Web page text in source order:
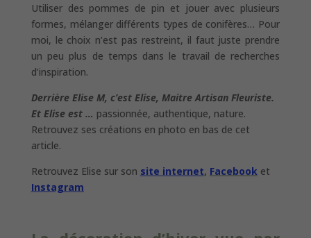
Utiliser des pommes de pin et jouer avec plusieurs
formes, mélanger différents types de conifères… Pour
moi, le choix n’est pas restreint, il faut juste prendre
un peu plus de temps dans le travail de recherches
d’inspiration.
Derrière Elise M, c’est Elise, Maitre Artisan Fleuriste.
Et Elise est … passionnée, authentique, nature.
Retrouvez ses créations en photo en bas de cet
article.
Retrouvez Elise sur son site internet, Facebooket
Instagram